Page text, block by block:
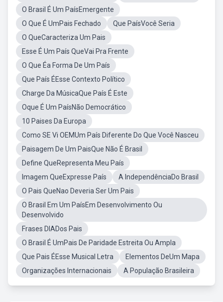
O Brasil É Um PaísEmergente
O Que É UmPais Fechado
Que PaísVocê Seria
O QueCaracteriza Um Pais
Esse É Um País QueVai Pra Frente
O Que Éa Forma De Um País
Que País ÉEsse Contexto Político
Charge Da MúsicaQue País É Este
Oque É Um PaísNão Democrático
10 Paises Da Europa
Como SE Vi OEMUm País Diferente Do Que Você Nasceu
Paisagem De Um PaisQue Não É Brasil
Define QueRepresenta Meu País
Imagem QueExpresse País
A IndependênciaDo Brasil
O Pais QueNao Deveria Ser Um Pais
O Brasil Em Um PaísEm Desenvolvimento Ou
Desenvolvido
Frases DIADos Pais
O Brasil É UmPais De Paridade Estreita Ou Ampla
Que Pais ÉEsse Musical Letra
Elementos DeUm Mapa
Organizações Internacionais
A População Brasileira